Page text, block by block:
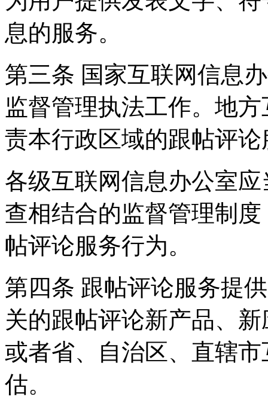
息的服务。
第三条 国家互联网信息
监督管理执法工作。地
责本行政区域的跟帖评
各级互联网信息办公室
查相结合的监督管理制
帖评论服务行为。
第四条 跟帖评论服务提
关的跟帖评论新产品、
或者省、自治区、直辖
估。